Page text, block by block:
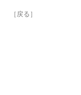
［戻る］